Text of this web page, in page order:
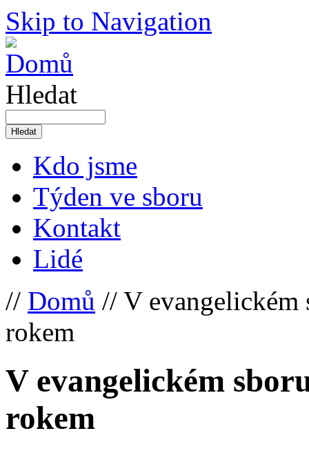
Skip to Navigation
Hledat
Kdo jsme
Týden ve sboru
Kontakt
Lidé
// Domů // V
rokem
V evangelickém
rokem